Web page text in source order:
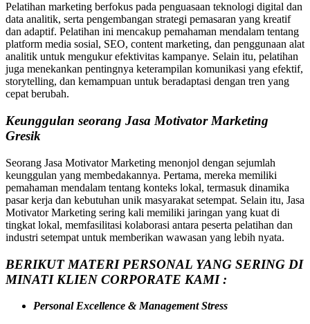
Pelatihan marketing berfokus pada penguasaan teknologi digital dan
data analitik, serta pengembangan strategi pemasaran yang kreatif
dan adaptif. Pelatihan ini mencakup pemahaman mendalam tentang
platform media sosial, SEO, content marketing, dan penggunaan alat
analitik untuk mengukur efektivitas kampanye. Selain itu, pelatihan
juga menekankan pentingnya keterampilan komunikasi yang efektif,
storytelling, dan kemampuan untuk beradaptasi dengan tren yang
cepat berubah.
Keunggulan seorang Jasa Motivator Marketing
Gresik
Seorang Jasa Motivator Marketing menonjol dengan sejumlah
keunggulan yang membedakannya. Pertama, mereka memiliki
pemahaman mendalam tentang konteks lokal, termasuk dinamika
pasar kerja dan kebutuhan unik masyarakat setempat. Selain itu, Jasa
Motivator Marketing sering kali memiliki jaringan yang kuat di
tingkat lokal, memfasilitasi kolaborasi antara peserta pelatihan dan
industri setempat untuk memberikan wawasan yang lebih nyata.
BERIKUT MATERI PERSONAL YANG SERING DI
MINATI KLIEN CORPORATE KAMI :
Personal Excellence & Management Stress